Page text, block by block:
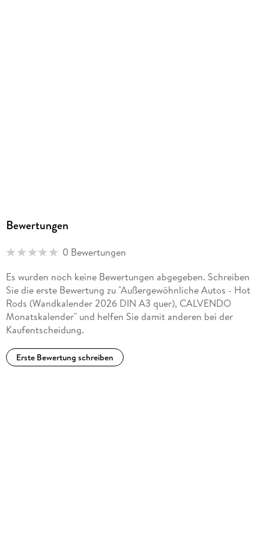
Bewertungen
0 Bewertungen
Es wurden noch keine Bewertungen abgegeben. Schreiben
Sie die erste Bewertung zu "Außergewöhnliche Autos - Hot
Rods (Wandkalender 2026 DIN A3 quer), CALVENDO
Monatskalender" und helfen Sie damit anderen bei der
Kaufentscheidung.
Erste Bewertung schreiben